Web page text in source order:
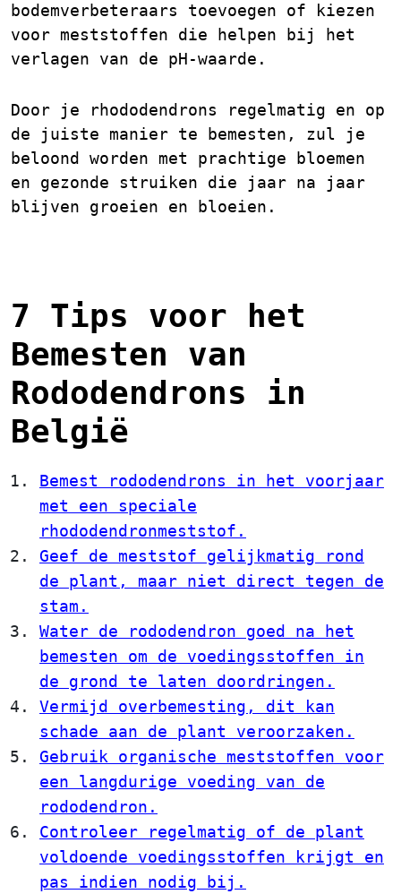
bodemverbeteraars toevoegen of kiezen
voor meststoffen die helpen bij het
verlagen van de pH-waarde.
Door je rhododendrons regelmatig en op
de juiste manier te bemesten, zul je
beloond worden met prachtige bloemen
en gezonde struiken die jaar na jaar
blijven groeien en bloeien.
7 Tips voor het
Bemesten van
Rododendrons in
België
Bemest rododendrons in het voorjaar
met een speciale
rhododendronmeststof.
Geef de meststof gelijkmatig rond
de plant, maar niet direct tegen de
stam.
Water de rododendron goed na het
bemesten om de voedingsstoffen in
de grond te laten doordringen.
Vermijd overbemesting, dit kan
schade aan de plant veroorzaken.
Gebruik organische meststoffen voor
een langdurige voeding van de
rododendron.
Controleer regelmatig of de plant
voldoende voedingsstoffen krijgt en
pas indien nodig bij.